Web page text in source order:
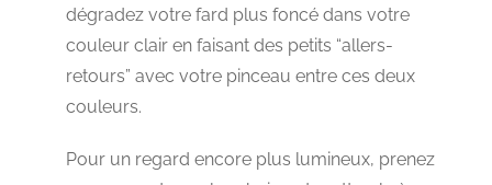
dégradez votre fard plus foncé dans votre
couleur clair en faisant des petits “allers-
retours” avec votre pinceau entre ces deux
couleurs.
Pour un regard encore plus lumineux, prenez